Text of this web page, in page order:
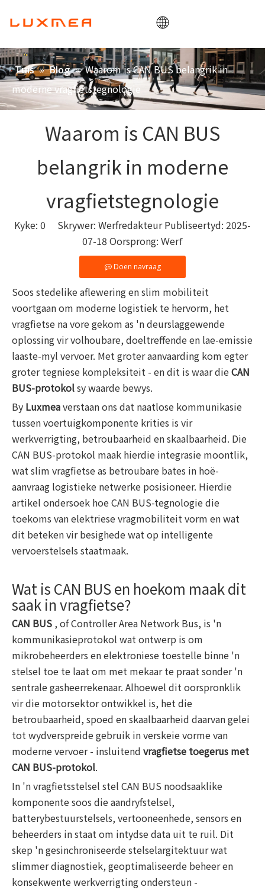
Tuis
Maatskappy
Vragmotorfiets
Tuis » Blog » Waarom is CAN BUS belangrik in
moderne vragfietstegnologie
Waarom is CAN BUS
belangrik in moderne
vragfietstegnologie
Kyke: 0 Skrywer: Werfredakteur Publiseertyd: 2025-
07-18 Oorsprong: Werf
Doen navraag
Soos stedelike aflewering en slim mobiliteit
voortgaan om moderne logistiek te hervorm, het
vragfietse na vore gekom as 'n deurslaggewende
oplossing vir volhoubare, doeltreffende en lae-emissie
laaste-myl vervoer. Met groter aanvaarding kom egter
groter tegniese kompleksiteit - en dit is waar dieCAN
BUS-protokolsy waarde bewys.
By Luxmeaverstaan ​​ons dat naatlose kommunikasie
tussen voertuigkomponente krities is vir
werkverrigting, betroubaarheid en skaalbaarheid. Die
CAN BUS-protokol maak hierdie integrasie moontlik,
wat slim vragfietse as betroubare bates in hoë-
aanvraag logistieke netwerke posisioneer. Hierdie
artikel ondersoek hoe CAN BUS-tegnologie die
toekoms van elektriese vragmobiliteit vorm en wat
dit beteken vir besighede wat op intelligente
vervoerstelsels staatmaak.
Wat is CAN BUS en hoekom maak dit
saak in vragfietse?
CAN BUS , of Controller Area Network Bus, is 'n
kommunikasieprotokol wat ontwerp is om
mikrobeheerders en elektroniese toestelle binne 'n
stelsel toe te laat om met mekaar te praat sonder 'n
sentrale gasheerrekenaar. Alhoewel dit oorspronklik
vir die motorsektor ontwikkel is, het die
betroubaarheid, spoed en skaalbaarheid daarvan gelei
tot wydverspreide gebruik in verskeie vorme van
moderne vervoer - insluitend vragfietse toegerus met
CAN BUS-protokol.
In 'n vragfietsstelsel stel CAN BUS noodsaaklike
komponente soos die aandryfstelsel,
batterybestuurstelsels, vertooneenhede, sensors en
beheerders in staat om intydse data uit te ruil. Dit
skep 'n gesinchroniseerde stelselargitektuur wat
slimmer diagnostiek, geoptimaliseerde beheer en
konsekwente werkverrigting ondersteun -